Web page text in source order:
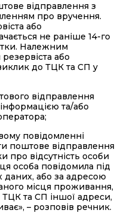
відправлення з
про вручення.
або
не раніше 14-го
Належним
або
до ТЦК та СП у
відправлення
та/або
повідомленні
поштове відправлення
про відсутність особи
особа повідомила під
даних, або за адресою
місця проживання,
та СП іншої адреси,
– розповів речник.